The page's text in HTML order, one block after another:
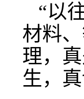
“以
材料
理，
生，